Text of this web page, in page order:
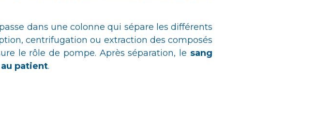
dans une colonne qui sépare les différents
centrifugation ou extraction des composés
le rôle de pompe. Après séparation, le sang
patient.